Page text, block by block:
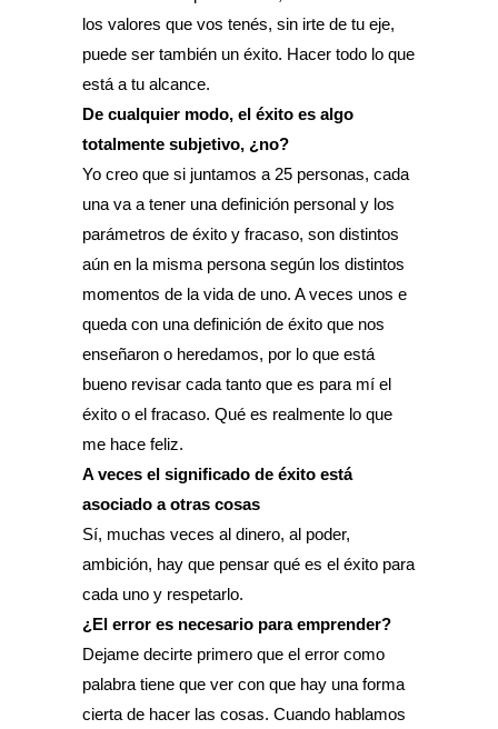
los valores que vos tenés, sin irte de tu eje,
puede ser también un éxito. Hacer todo lo que
está a tu alcance.
De cualquier modo, el éxito es algo
totalmente subjetivo, ¿no?
Yo creo que si juntamos a 25 personas, cada
una va a tener una definición personal y los
parámetros de éxito y fracaso, son distintos
aún en la misma persona según los distintos
momentos de la vida de uno. A veces unos e
queda con una definición de éxito que nos
enseñaron o heredamos, por lo que está
bueno revisar cada tanto que es para mí el
éxito o el fracaso. Qué es realmente lo que
me hace feliz.
A veces el significado de éxito está
asociado a otras cosas
Sí, muchas veces al dinero, al poder,
ambición, hay que pensar qué es el éxito para
cada uno y respetarlo.
¿El error es necesario para emprender?
Dejame decirte primero que el error como
palabra tiene que ver con que hay una forma
cierta de hacer las cosas. Cuando hablamos